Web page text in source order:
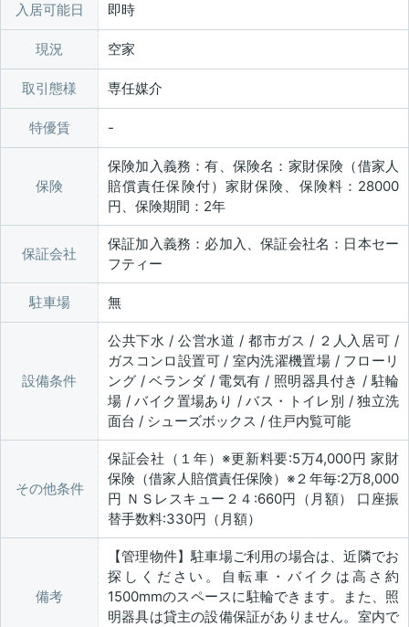
入居可能日 即時
現況 空家
取引態様 専任媒介
特優賃
保険
保険加入義務：有、保険名：家財保険（借家人
賠償責任保険付）家財保険、保険料：28000
円、保険期間：2年
保証会社
保証加入義務：必加入、保証会社名：日本セー
フティー
駐車場 無
設備条件
公共下水 / 公営水道 / 都市ガス / ２人入居可 /
ガスコンロ設置可 / 室内洗濯機置場 / フローリ
ング / ベランダ / 電気有 / 照明器具付き / 駐輪
場 / バイク置場あり / バス・トイレ別 / 独立洗
面台 / シューズボックス / 住戸内覧可能
その他条件
保証会社（１年）※更新料要:5万4,000円 家財
保険（借家人賠償責任保険）※２年毎:2万8,000
円 ＮＳレスキュー２４:660円（月額） 口座振
替手数料:330円（月額）
備考
【管理物件】駐車場ご利用の場合は、近隣でお
探しください。自転車・バイクは高さ約
1500mmのスペースに駐輪できます。また、照
明器具は貸主の設備保証がありません。室内で